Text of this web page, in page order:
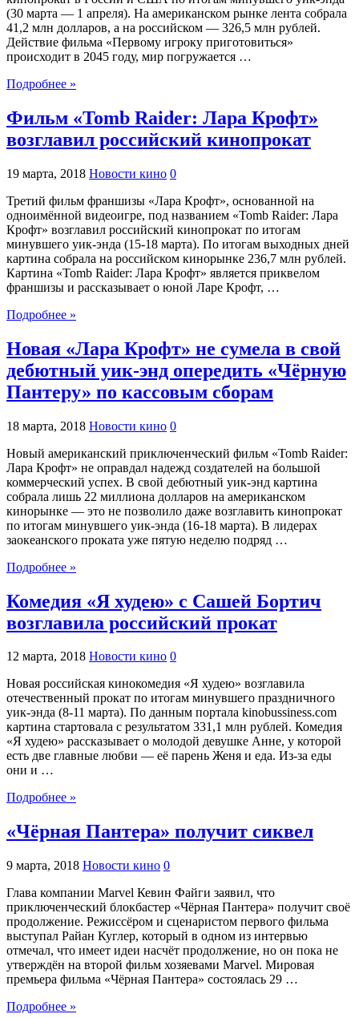
(30 марта — 1 апреля). На американском рынке лента собрала
41,2 млн долларов, а на российском — 326,5 млн рублей.
Действие фильма «Первому игроку приготовиться»
происходит в 2045 году, мир погружается …
Подробнее »
Фильм «Tomb Raider: Лара Крофт»
возглавил российский кинопрокат
19 марта, 2018 Новости кино 0
Третий фильм франшизы «Лара Крофт», основанной на
одноимённой видеоигре, под названием «Tomb Raider: Лара
Крофт» возглавил российский кинопрокат по итогам
минувшего уик-энда (15-18 марта). По итогам выходных дней
картина собрала на российском кинорынке 236,7 млн рублей.
Картина «Tomb Raider: Лара Крофт» является приквелом
франшизы и рассказывает о юной Ларе Крофт, …
Подробнее »
Новая «Лара Крофт» не сумела в свой
дебютный уик-энд опередить «Чёрную
Пантеру» по кассовым сборам
18 марта, 2018 Новости кино 0
Новый американский приключенческий фильм «Tomb Raider:
Лара Крофт» не оправдал надежд создателей на большой
коммерческий успех. В свой дебютный уик-энд картина
собрала лишь 22 миллиона долларов на американском
кинорынке — это не позволило даже возглавить кинопрокат
по итогам минувшего уик-энда (16-18 марта). В лидерах
заокеанского проката уже пятую неделю подряд …
Подробнее »
Комедия «Я худею» с Сашей Бортич
возглавила российский прокат
12 марта, 2018 Новости кино 0
Новая российская кинокомедия «Я худею» возглавила
отечественный прокат по итогам минувшего праздничного
уик-энда (8-11 марта). По данным портала kinobussiness.com
картина стартовала с результатом 331,1 млн рублей. Комедия
«Я худею» рассказывает о молодой девушке Анне, у которой
есть две главные любви — её парень Женя и еда. Из-за еды
они и …
Подробнее »
«Чёрная Пантера» получит сиквел
9 марта, 2018 Новости кино 0
Глава компании Marvel Кевин Файги заявил, что
приключенческий блокбастер «Чёрная Пантера» получит своё
продолжение. Режиссёром и сценаристом первого фильма
выступал Райан Куглер, который в одном из интервью
отмечал, что имеет идеи насчёт продолжение, но он пока не
утверждён на второй фильм хозяевами Marvel. Мировая
премьера фильма «Чёрная Пантера» состоялась 29 …
Подробнее »